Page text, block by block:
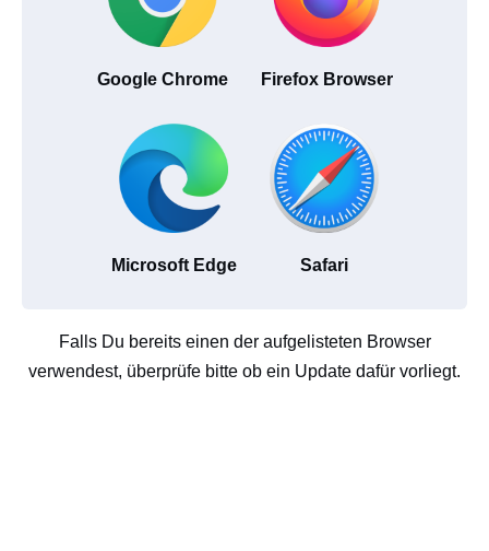
Google Chrome Firefox Browser
Microsoft Edge Safari
Falls Du bereits einen der aufgelisteten Browser
verwendest, überprüfe bitte ob ein Update dafür vorliegt.